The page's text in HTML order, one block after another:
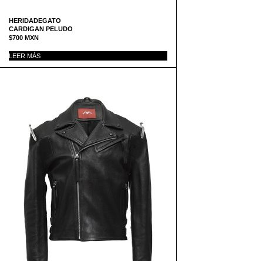
HERIDADEGATO
CARDIGAN PELUDO
$700 MXN
LEER MÁS